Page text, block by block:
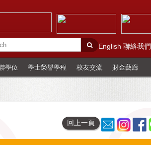
English 聯絡我們
學位 學士榮譽學程 校友交流 財金藝廊
回上一頁